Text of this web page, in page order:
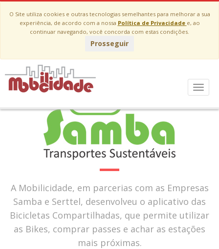
O Site utiliza cookies e outras tecnologias semelhantes para melhorar a sua
experiência, de acordo com a nossa Política de Privacidade e, ao
continuar navegando, você concorda com estas condições.
Prosseguir
Menu
A Mobilicidade, em parcerias com as Empresas
Samba e Serttel, desenvolveu o aplicativo das
Bicicletas Compartilhadas, que permite utilizar
as Bikes, comprar passes e achar as estações
mais próximas.